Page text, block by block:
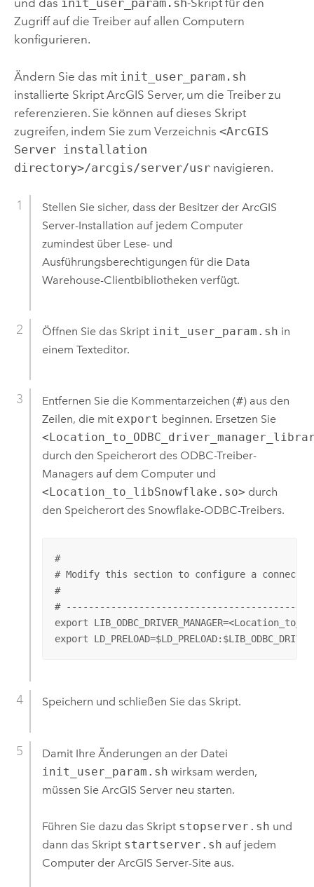
und das init_user_param.sh-Skript für den
Zugriff auf die Treiber auf allen Computern
konfigurieren.
Ändern Sie das mit init_user_param.sh
installierte Skript ArcGIS Server, um die Treiber zu
referenzieren. Sie können auf dieses Skript
zugreifen, indem Sie zum Verzeichnis <ArcGIS
Server installation
directory>/arcgis/server/usrnavigieren.
Stellen Sie sicher, dass der Besitzer der ArcGIS
Server-Installation auf jedem Computer
zumindest über Lese- und
Ausführungsberechtigungen für die Data
Warehouse-Clientbibliotheken verfügt.
Öffnen Sie das Skript init_user_param.sh in
einem Texteditor.
Entfernen Sie die Kommentarzeichen (#) aus den
Zeilen, die mit export beginnen. Ersetzen Sie
durch den Speicherort des ODBC-Treiber-
Managers auf dem Computer und
<Location_to_libSnowflake.so> durch
den Speicherort des Snowflake-ODBC-Treibers.
#
# Modify this section to configure a connection
#
#
export
export
Speichern und schließen Sie das Skript.
Damit Ihre Änderungen an der Datei
init_user_param.sh wirksam werden,
müssen Sie ArcGIS Serverneu starten.
Führen Sie dazu das Skript stopserver.sh und
dann das Skript startserver.sh auf jedem
Computer der ArcGIS Server-Site aus.